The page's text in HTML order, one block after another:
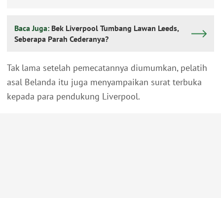
Baca Juga: Bek Liverpool Tumbang Lawan Leeds,
Seberapa Parah Cederanya?
Tak lama setelah pemecatannya diumumkan, pelatih
asal Belanda itu juga menyampaikan surat terbuka
kepada para pendukung Liverpool.